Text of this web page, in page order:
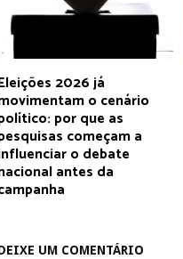
2026 já
o cenário
por que as
começam a
o debate
antes da
UM COMENTÁRIO